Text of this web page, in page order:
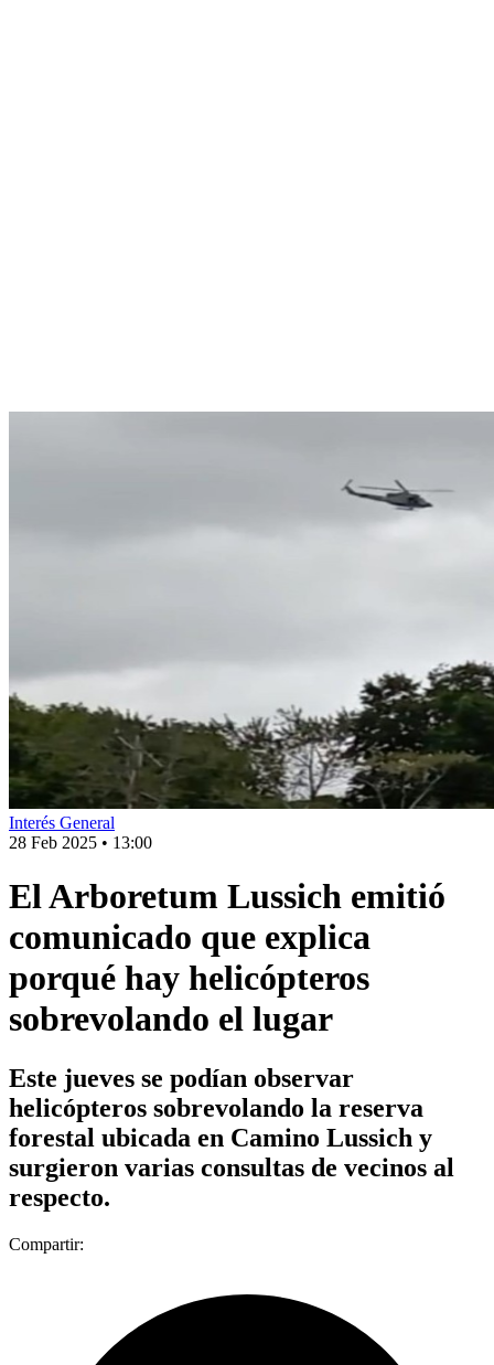
Interés General
28 Feb 2025 • 13:00
El Arboretum Lussich emitió
comunicado que explica
porqué hay helicópteros
sobrevolando el lugar
Este jueves se podían observar
helicópteros sobrevolando la reserva
forestal ubicada en Camino Lussich y
surgieron varias consultas de vecinos al
respecto.
Compartir: